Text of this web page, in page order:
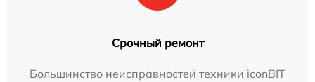
Срочный ремонт
Большинство неисправностей техники iconBIT